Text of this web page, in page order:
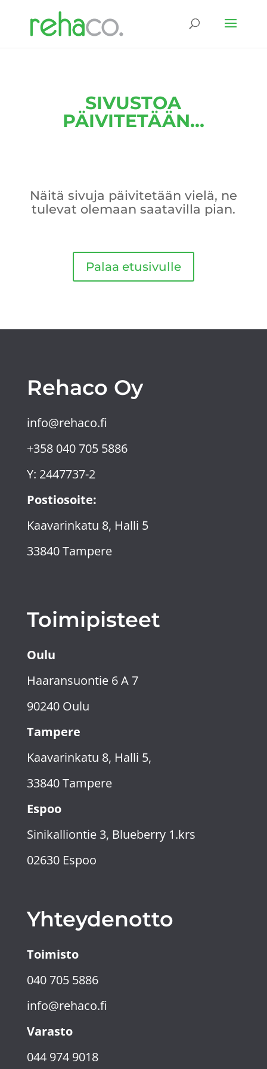
SIVUSTOA
PÄIVITETÄÄN…
Näitä sivuja päivitetään vielä, ne
tulevat olemaan saatavilla pian.
Palaa etusivulle
Rehaco Oy
info@rehaco.fi
+358 040 705 5886
Y: 2447737-2
Postiosoite:
Kaavarinkatu 8, Halli 5
33840 Tampere
Toimipisteet
Oulu
Haaransuontie 6 A 7
90240 Oulu
Tampere
Kaavarinkatu 8, Halli 5,
33840 Tampere
Espoo
Sinikalliontie 3, Blueberry 1.krs
02630 Espoo
Yhteydenotto
Toimisto
040 705 5886
info@rehaco.fi
Varasto
044 974 9018